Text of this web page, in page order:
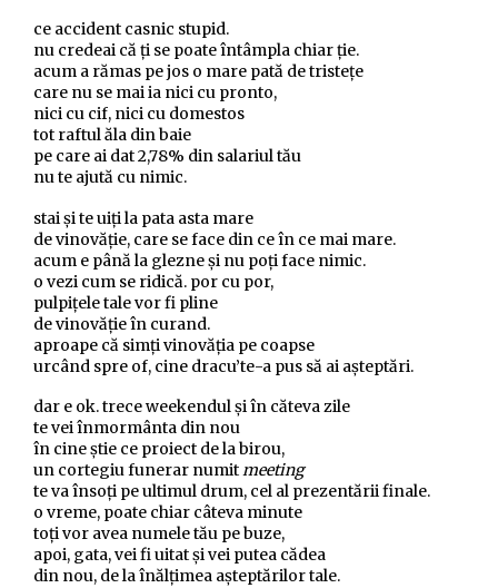
ce accident casnic stupid.
nu credeai că ți se poate întâmpla chiar ție.
acum a rămas pe jos o mare pată de tristețe
care nu se mai ia nici cu pronto,
nici cu cif, nici cu domestos
tot raftul ăla din baie
pe care ai dat 2,78% din salariul tău
nu te ajută cu nimic.
stai și te uiți la pata asta mare
de vinovăție, care se face din ce în ce mai mare.
acum e până la glezne și nu poți face nimic.
o vezi cum se ridică. por cu por,
pulpițele tale vor fi pline
de vinovăție în curand.
aproape că simți vinovăția pe coapse
urcând spre of, cine dracu’te-a pus să ai așteptări.
dar e ok. trece weekendul și în căteva zile
te vei înmormânta din nou
în cine știe ce proiect de la birou,
un cortegiu funerar numitmeeting
te va însoți pe ultimul drum, cel al prezentării finale.
o vreme, poate chiar câteva minute
toți vor avea numele tău pe buze,
apoi, gata, vei fi uitat și vei putea cădea
din nou, de la înălțimea așteptărilor tale.